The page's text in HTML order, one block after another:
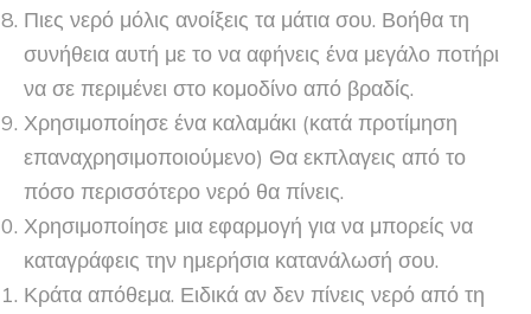
Πιες νερό μόλις ανοίξεις τα μάτια σου. Βοήθα τη
συνήθεια αυτή με το να αφήνεις ένα μεγάλο ποτήρι
να σε περιμένει στο κομοδίνο από βραδίς.
Χρησιμοποίησε ένα καλαμάκι (κατά προτίμηση
επαναχρησιμοποιούμενο) Θα εκπλαγεις από το
πόσο περισσότερο νερό θα πίνεις.
Χρησιμοποίησε μια εφαρμογή για να μπορείς να
καταγράφεις την ημερήσια κατανάλωσή σου.
Κράτα απόθεμα. Ειδικά αν δεν πίνεις νερό από τη